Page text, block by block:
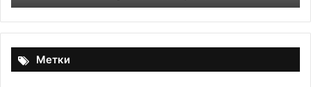
намазка
для
самого
лучшего
завтрака!Метки